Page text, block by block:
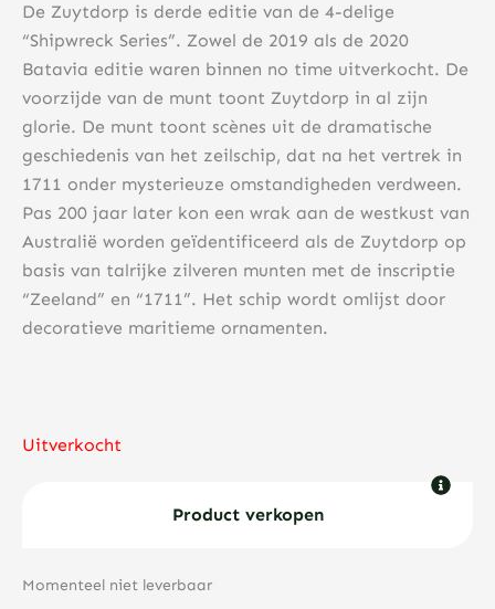
De Zuytdorp is derde editie van de 4-delige
“Shipwreck Series”. Zowel de 2019 als de 2020
Batavia editie waren binnen no time uitverkocht. De
voorzijde van de munt toont Zuytdorp in al zijn
glorie. De munt toont scènes uit de dramatische
geschiedenis van het zeilschip, dat na het vertrek in
1711 onder mysterieuze omstandigheden verdween.
Pas 200 jaar later kon een wrak aan de westkust van
Australië worden geïdentificeerd als de Zuytdorp op
basis van talrijke zilveren munten met de inscriptie
“Zeeland” en “1711”. Het schip wordt omlijst door
decoratieve maritieme ornamenten.
Uitverkocht
Product verkopen
Momenteel niet leverbaar